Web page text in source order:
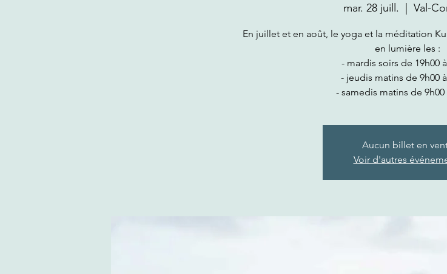
mar. 28 juill. Val-
En juillet et en août, le yoga et la méditation
en lumière les :
- mardis soirs de 19h00
- jeudis matins de 9h00
- samedis matins de 9h00
Aucun billet en
Voir d'autres